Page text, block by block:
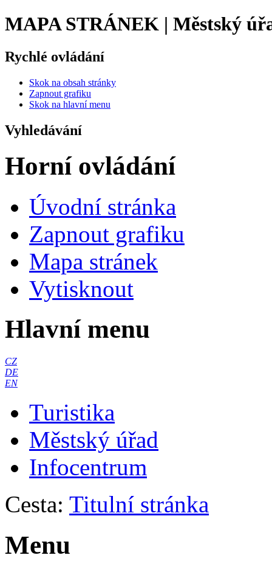
MAPA STRÁNEK | Městský
Rychlé ovládání
Skok na obsah stránky
Zapnout grafiku
Skok na hlavní menu
Vyhledávání
Horní ovládání
Úvodní stránka
Zapnout grafiku
Mapa stránek
Vytisknout
Hlavní menu
CZ
DE
EN
Turistika
Městský úřad
Infocentrum
Cesta: Titulní stránka
Menu